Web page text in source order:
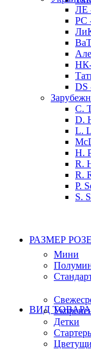
ЛЕ
РС
НК-
DS
C.
D.
L.
H.
R.
R.
P.
S.
РАЗМЕР
Мини
ВИД ТОВАРА
Детки